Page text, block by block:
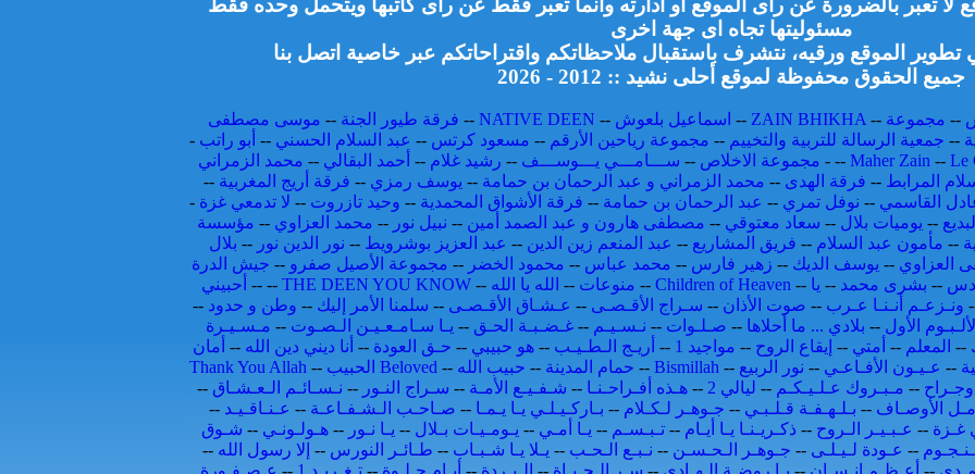
لا تعبر بالضرورة عن رأى الموقع او ادارته وانما تعبر فقط عن راى كاتبها ويتحمل وحده فقط
مسئوليتها تجاه اى جهة اخرى
الموقع ورقيه، نتشرف باستقبال ملاحظاتكم واقتراحاتكم عبر خاصية اتصل بنا
جميع الحقوق محفوظة لموقع أحلى نشيد :: 2012 - 2026
فرقة طيور الجنة -- موسى مصطفى -- NATIVE DEEN -- اسماعيل بلعوش -- ZAIN BHIKHA -- -- مجموعة
-- جمعية الرسالة للتربية والتخييم -- مجموعة رياحين الأرقم -- مسعود كرتس -- عبد السلام الحسني -- أبو راتب -
- مجموعة الاخلاص -- ســـامـــي يـــوســـف -- رشيد غلام -- أحمد البقالي -- محمد الزمراني -- Maher Zain -- Le
المرابط -- فرقة الهدى -- محمد الزمراني و عبد الرحمان بن حمامة -- يوسف رمزي -- فرقة أريج المغربية --
القاسمي -- نوفل تمري -- عبد الرحمان بن حمامة -- فرقة الأشواق المحمدية -- وحيد تازروت -- لا تدمعي غزة -
-- يوميات بلال -- سعاد معتوقي -- مصطفى هارون و عبد الصمد أمين -- نبيل نور -- محمد العزاوي -- مؤسسة
-- مأمون عبد السلام -- فريق المشاريع -- عبد المنعم زين الدين -- عبد العزيز بوشرويط -- نور الدين نور -- بلال
العزاوي -- يوسف الديك -- زهير فارس -- محمد عباس -- محمود الخضر -- مجموعة الأصيل صفرو -- جيش الدرة
-- أحبيني -- THE DEEN YOU KNOW -- منوعات -- الله يا الله -- Children of Heaven -- -- بشرى محمد -- يا
ونـزعـم أنـنـا عـرب -- صوت الأذان -- سـراج الأقـصـى -- عـشـاق الأقـصـى -- سلمنا الأمر إليك -- وطن و حدود --
الأول -- بلادي ... ما أحلاها -- صـلـوات -- نـسـيـم --غـضـبـة الحـق -- يـا سـامـعـيـن الـصـوت -- مـسـيـرة
-- المعلم -- أمتي -- إيقاع الروح -- مواجيد 1 -- أريـج الـطـيـب --هو حبيبي -- حـق العودة -- أنا ديني دين الله -- أمان
Thank You Allah -- الحبيب Beloved -- حمام المدينة -- حبيب الله -- Bismillah -- -- عـيـون الأفـاعـي -- نور الربيع
-- مـبـروك عـلـيـكـم -- ليالي 2 --هـذه أفـراحـنـا -- شـفـيـع الأمـة -- سـراج النـور -- نـسـائـم الـعـشـاق --
الأوصـاف -- بـلـهـفـة قـلـبـي -- جـوهـر لـكـلام -- بـاركـيـلـي يـا يـمـا -- صـاحـب الـشـفـاعـة -- عـنـاقـيـد --
غـزة -- عـبـيـر الـروح -- ذكـريـنـا يـا أيـام -- تـبـسـم -- يـا أمـي -- يـومـيـات بـلال -- يـا نـور -- هـولـونـي -- شـوق
-- عـودة لـيـلـى -- جـوهـر الـحـسـن -- نـبـع الـحـب -- يـلا يـا شـبـاب -- طـائـر النورس -- إلا رسول الله --
-- أعـظـم إنـسـان -- يـا روضـة الـهـادي -- سـر الـحـيـاة -- الـبـردة -- أيـام حـلـوة -- تـغـريـد 1 -- عـصـفـورة